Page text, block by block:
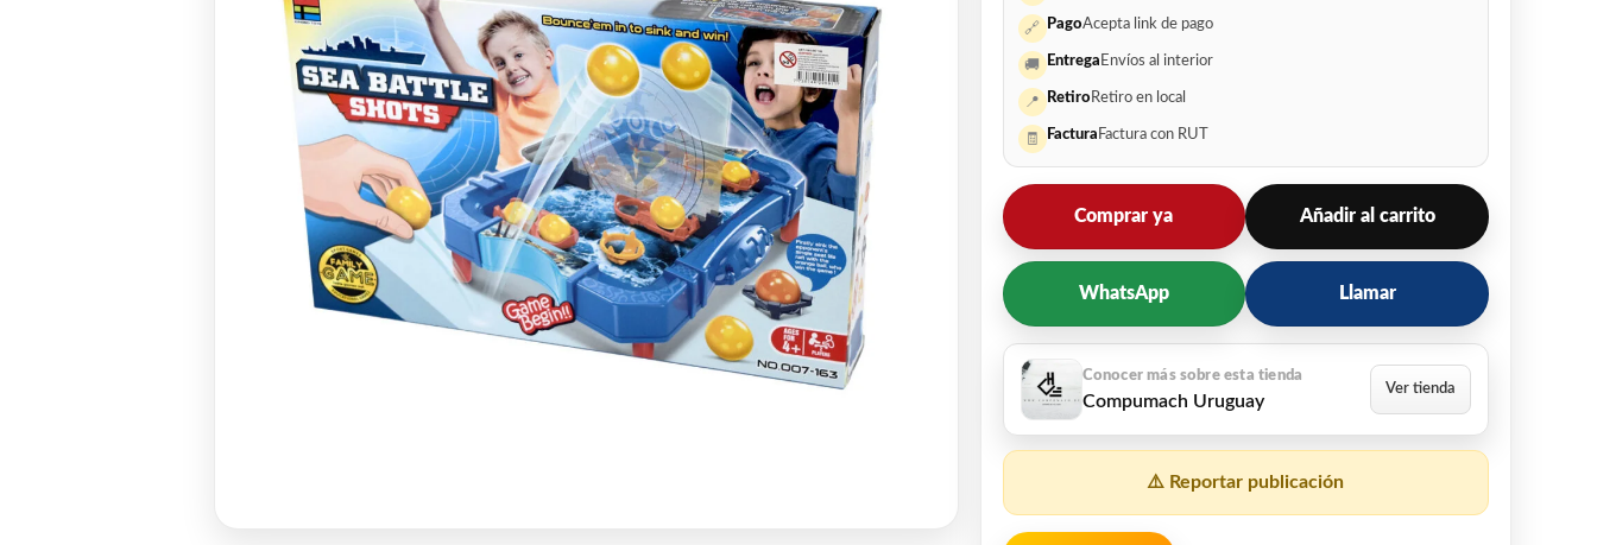
🔗 PagoAcepta link de pago
🚚 Entrega Envíos al interior
📍 Retiro Retiro en local
🧾 Factura Factura con RUT
Comprar ya Añadir al carrito
WhatsApp Llamar
Compumach Uruguay
⚠️ Reportar publicación